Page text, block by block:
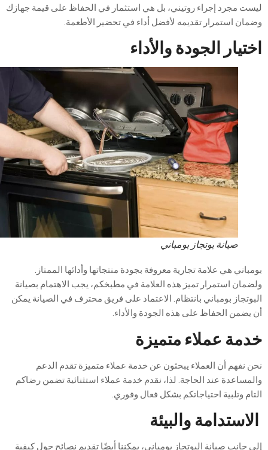
مجردإجراءروتيني،بلهياستثمارفي الحفاظعلى قيمة جهازك
استمرارتقديمهلأفضلأداء فيتحضيرالأطعمة.
الجودةوالأداء
صيانة بوتجاز بومباني
هي علامة تجارية معروفة بجودة منتجاتها وأدائها الممتاز.
استمرار تميز هذه العلامة في مطبخكم، يجب الاهتمام بصيانة
بومباني بانتظام. الاعتماد على فريق محترف في الصيانة يمكن
الحفاظ على هذه الجودة والأداء.
عملاءمتميزة
نفهم أن العملاء يبحثون عن خدمة عملاء متميزة تقدم الدعم
عند الحاجة. لذا، نقدم خدمة عملاء استثنائية تضمن رضاكم
وتلبية احتياجاتكم بشكل فعال وفوري.
والبيئة
صيانة البوتجاز بومباني، يمكننا أيضًا تقديم نصائح حول كيفية